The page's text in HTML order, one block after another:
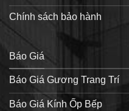
Chính sách bảo hành
Báo Giá
Báo Giá Gương Trang Trí
Báo Giá Kính Ốp Bếp